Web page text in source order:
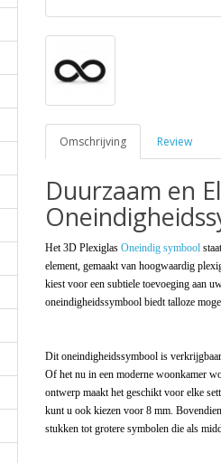
Omschrijving Review
Duurzaam en
Het 3D Plexiglas Oneindig symbool
element, gemaakt van hoogwaardig
kiest voor een subtiele toevoeging aan
oneindigheidssymbool biedt talloze
Dit oneindigheidssymbool is
Of het nu in een moderne woonkamer
ontwerp maakt het geschikt voor elke
kunt u ook kiezen voor 8 mm.
stukken tot grotere symbolen die als